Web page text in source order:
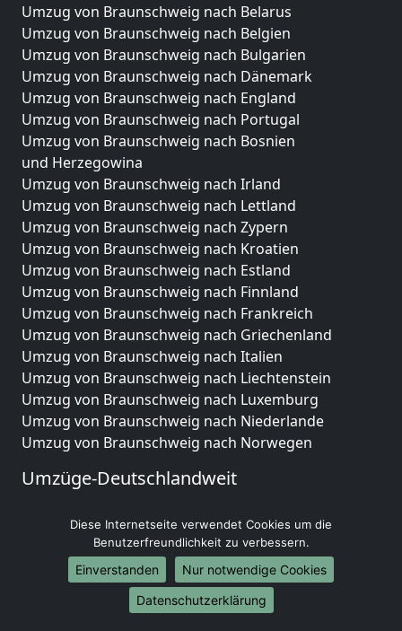
Umzug von Braunschweig nach Belarus
Umzug von Braunschweig nach Belgien
Umzug von Braunschweig nach Bulgarien
Umzug von Braunschweig nach Dänemark
Umzug von Braunschweig nach England
Umzug von Braunschweig nach Portugal
Umzug von Braunschweig nach Bosnien
und Herzegowina
Umzug von Braunschweig nach Irland
Umzug von Braunschweig nach Lettland
Umzug von Braunschweig nach Zypern
Umzug von Braunschweig nach Kroatien
Umzug von Braunschweig nach Estland
Umzug von Braunschweig nach Finnland
Umzug von Braunschweig nach Frankreich
Umzug von Braunschweig nach Griechenland
Umzug von Braunschweig nach Italien
Umzug von Braunschweig nach Liechtenstein
Umzug von Braunschweig nach Luxemburg
Umzug von Braunschweig nach Niederlande
Umzug von Braunschweig nach Norwegen
Umzüge-Deutschlandweit
Umzug von Braunschweig nach Hamburg
Umzug von Braunschweig nach München
Umzug von Braunschweig nach Köln
Umzug von Braunschweig nach Frankfurt am Main
Umzug von Braunschweig nach Stuttgart
Diese Internetseite verwendet Cookies um die
Benutzerfreundlichkeit zu verbessern.
Einverstanden
Nur notwendige Cookies
Datenschutzerklärung